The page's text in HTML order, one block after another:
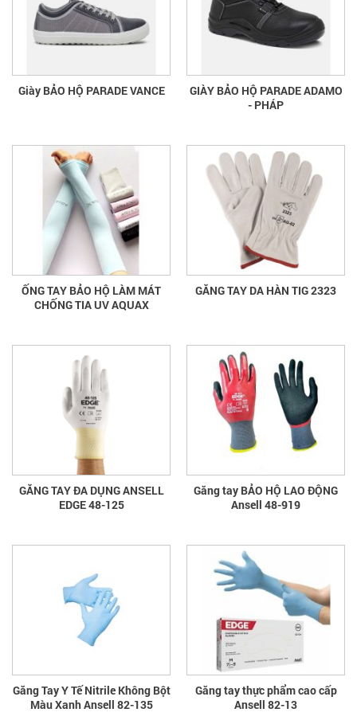
Giày BẢO HỘ PARADE VANCE
GIÀY BẢO HỘ PARADE ADAMO
- PHÁP
ỐNG TAY BẢO HỘ LÀM MÁT
CHỐNG TIA UV AQUAX
GĂNG TAY DA HÀN TIG 2323
GĂNG TAY ĐA DỤNG ANSELL
EDGE 48-125
Găng tay BẢO HỘ LAO ĐỘNG
Ansell 48-919
Găng Tay Y Tế Nitrile Không Bột
Màu Xanh Ansell 82-135
Găng tay thực phẩm cao cấp
Ansell 82-13